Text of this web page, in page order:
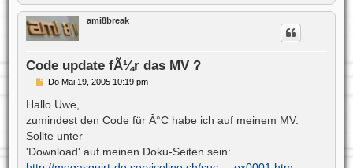
a
c
ami8break
Code update fÃ¼r das MV ?
B
i
t
r
a
g
Do Mai 19, 2005 10:19 pm
Hallo Uwe,
zumindest den Code für Â°C habe ich auf meinem MV.
Sollte unter
'Download' auf meinen Doku-Seiten sein: